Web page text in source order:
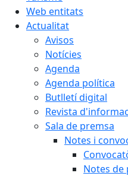
Web entitats
Actualitat
Avisos
Notícies
Agenda
Agenda política
Butlletí digital
Revista
Sala de premsa
Notes i
Notes de